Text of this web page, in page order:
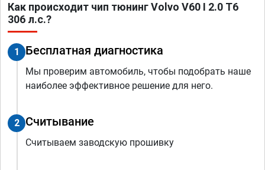
Как происходит чип тюнинг Volvo V60 I 2.0 T6
306 л.с.?
1 Бесплатная диагностика
Мы проверим автомобиль, чтобы подобрать наше
наиболее эффективное решение для него.
2 Считывание
Считываем заводскую прошивку